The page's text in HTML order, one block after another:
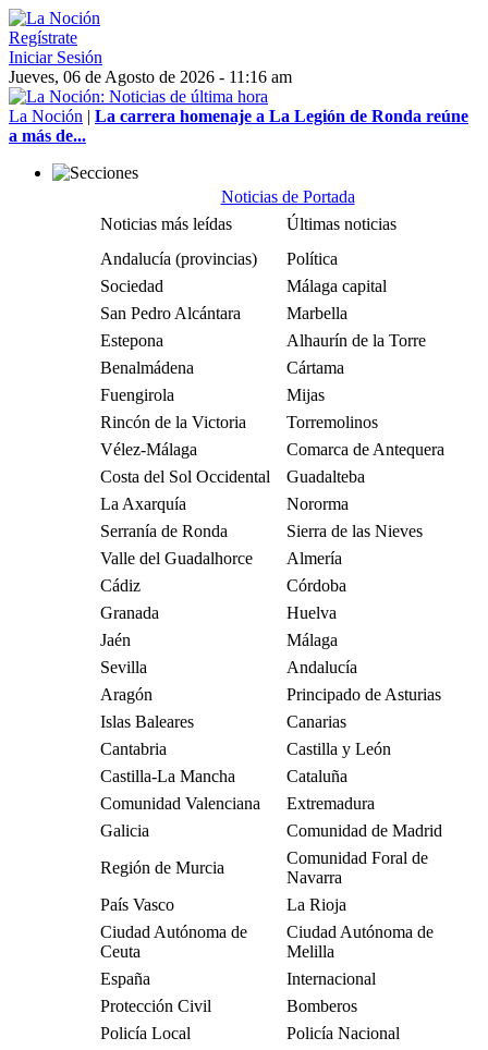
Regístrate
Iniciar Sesión
Jueves, 06 de Agosto de 2026 - 11:16 am
La Noción | La carrera homenaje a La Legión de Ronda reúne
a más de...
Noticias de Portada
Noticias más leídas
Últimas noticias
Andalucía (provincias)
Política
Sociedad
Málaga capital
San Pedro Alcántara
Marbella
Estepona
Alhaurín de la Torre
Benalmádena
Cártama
Fuengirola
Mijas
Rincón de la Victoria
Torremolinos
Vélez-Málaga
Comarca de Antequera
Costa del Sol Occidental
Guadalteba
La Axarquía
Nororma
Serranía de Ronda
Sierra de las Nieves
Valle del Guadalhorce
Almería
Cádiz
Córdoba
Granada
Huelva
Jaén
Málaga
Sevilla
Andalucía
Aragón
Principado de Asturias
Islas Baleares
Canarias
Cantabria
Castilla y León
Castilla-La Mancha
Cataluña
Comunidad Valenciana
Extremadura
Galicia
Comunidad de Madrid
Región de Murcia
Comunidad Foral de
Navarra
País Vasco
La Rioja
Ciudad Autónoma de
Ceuta
Ciudad Autónoma de
Melilla
España
Internacional
Protección Civil
Bomberos
Policía Local
Policía Nacional